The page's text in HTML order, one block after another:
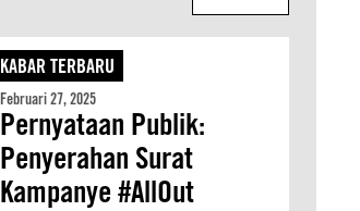
KABAR TERBARU
Februari 27, 2025
Pernyataan Publik:
Penyerahan Surat
Kampanye #AllOut